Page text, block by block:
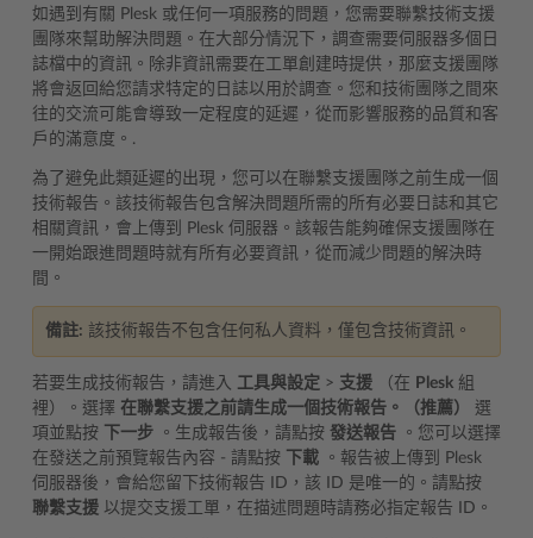
如遇到有關 Plesk 或任何一項服務的問題，您需要聯繫技術支援
團隊來幫助解決問題。在大部分情況下，調查需要伺服器多個日
誌檔中的資訊。除非資訊需要在工單創建時提供，那麼支援團隊
將會返回給您請求特定的日誌以用於調查。您和技術團隊之間來
往的交流可能會導致一定程度的延遲，從而影響服務的品質和客
戶的滿意度。.
為了避免此類延遲的出現，您可以在聯繫支援團隊之前生成一個
技術報告。該技術報告包含解決問題所需的所有必要日誌和其它
相關資訊，會上傳到 Plesk 伺服器。該報告能夠確保支援團隊在
一開始跟進問題時就有所有必要資訊，從而減少問題的解決時
間。
備註: 該技術報告不包含任何私人資料，僅包含技術資訊。
若要生成技術報告，請進入 工具與設定 > 支援 （在 Plesk 組
裡）。選擇 在聯繫支援之前請生成一個技術報告。（推薦）
選
項並點按
下一步 。生成報告後，請點按 發送報告 。您可以選擇
在發送之前預覽報告內容 - 請點按
下載 。報告被上傳到 Plesk
伺服器後，會給您留下技術報告 ID，該 ID 是唯一的。請點按
聯繫支援 以提交支援工單，在描述問題時請務必指定報告 ID。